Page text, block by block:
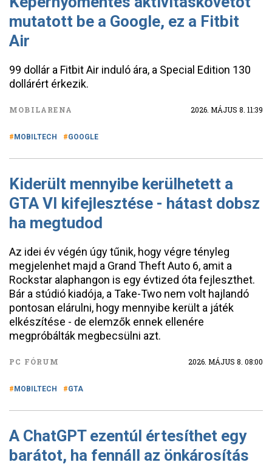
mutatott be a Google, ez a Fitbit
Air
99 dollár a Fitbit Air induló ára, a Special Edition 130
dollárért érkezik.
MOBILARENA 2026. MÁJUS 8. 11:39
MOBILTECH GOOGLE
Kiderült mennyibe kerülhetett a
GTA VI kifejlesztése - hátast dobsz
ha megtudod
Az idei év végén úgy tűnik, hogy végre tényleg
megjelenhet majd a Grand Theft Auto 6, amit a
Rockstar alaphangon is egy évtized óta fejleszthet.
Bár a stúdió kiadója, a Take-Two nem volt hajlandó
pontosan elárulni, hogy mennyibe került a játék
elkészítése - de elemzők ennek ellenére
megpróbálták megbecsülni azt.
PC FÓRUM 2026. MÁJUS 8. 08:00
MOBILTECH GTA
A ChatGPT ezentúl értesíthet egy
barátot, ha fennáll az önkárosítás